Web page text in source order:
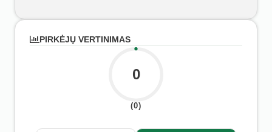
PIRKĖJŲ VERTINIMAS
0
(0)